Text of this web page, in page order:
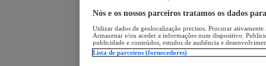
Nós e os nossos parceiros tratamos os dados
Utilizar dados de geolocalização precisos. Procurar
Armazenar e/ou aceder a informações num dispositivo.
publicidade e conteúdos, estudos de audiência e
Lista de parceiros (fornecedores)